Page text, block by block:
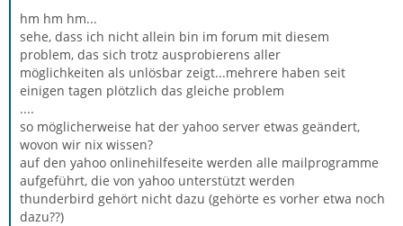
hm hm hm...
sehe, dass ich nicht allein bin im forum mit diesem
problem, das sich trotz ausprobierens aller
möglichkeiten als unlösbar zeigt...mehrere haben seit
einigen tagen plötzlich das gleiche problem
....
so möglicherweise hat der yahoo server etwas geändert,
wovon wir nix wissen?
auf den yahoo onlinehilfeseite werden alle mailprogramme
aufgeführt, die von yahoo unterstützt werden
thunderbird gehört nicht dazu (gehörte es vorher etwa noch
dazu??)